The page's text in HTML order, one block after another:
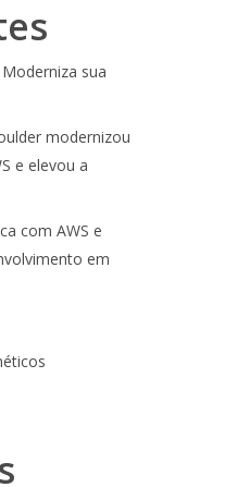
sua
modernizou
e elevou a
com AWS e
em